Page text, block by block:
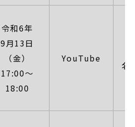
令和6年
9月13日
（金）
17:00～
18:00
YouTube
名